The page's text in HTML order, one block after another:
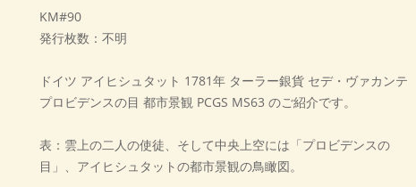
KM#90
発行枚数：不明
ドイツ アイヒシュタット 1781年 ターラー銀貨 セデ・ヴァカンテ
プロビデンスの目 都市景観 PCGS MS63 のご紹介です。
表：雲上の二人の使徒、そして中央上空には「プロビデンスの
目」、アイヒシュタットの都市景観の鳥瞰図。